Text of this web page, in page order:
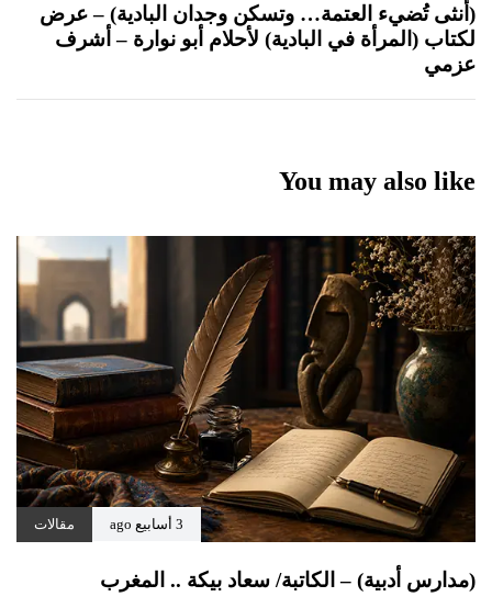
(أنثى تُضيء العتمة… وتسكن وجدان البادية) – عرض
لكتاب (المرأة في البادية) لأحلام أبو نوارة – أشرف
عزمي
You may also like
3 أسابيع ago مقالات
(مدارس أدبية) – الكاتبة/ سعاد بيكة .. المغرب